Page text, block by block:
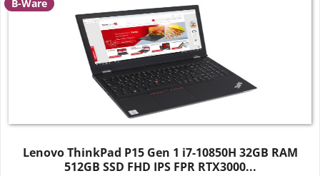
B-Ware
Lenovo ThinkPad P15 Gen 1 i7-10850H 32GB RAM
512GB SSD FHD IPS FPR RTX3000...